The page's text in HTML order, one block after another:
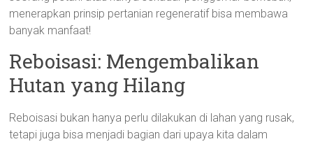
menerapkan prinsip pertanian regeneratif bisa membawa
banyak manfaat!
Reboisasi: Mengembalikan
Hutan yang Hilang
Reboisasi bukan hanya perlu dilakukan di lahan yang rusak,
tetapi juga bisa menjadi bagian dari upaya kita dalam